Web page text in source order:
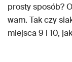
prosty sposób?
wam. Tak czy
miejsca 9 i 10,